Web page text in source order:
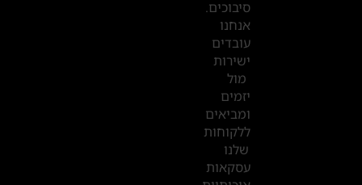
סיבוכים.
אנחנו
עובדים
ישירות
מול
יזמים
ומביאים
ללקוחות
שלנו
עסקאות